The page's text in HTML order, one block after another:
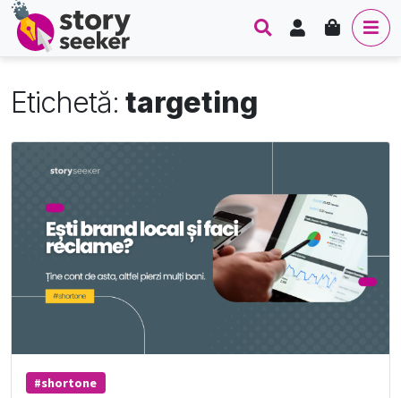
Contul meu
Cart
Etichetă: targeting
#shortone